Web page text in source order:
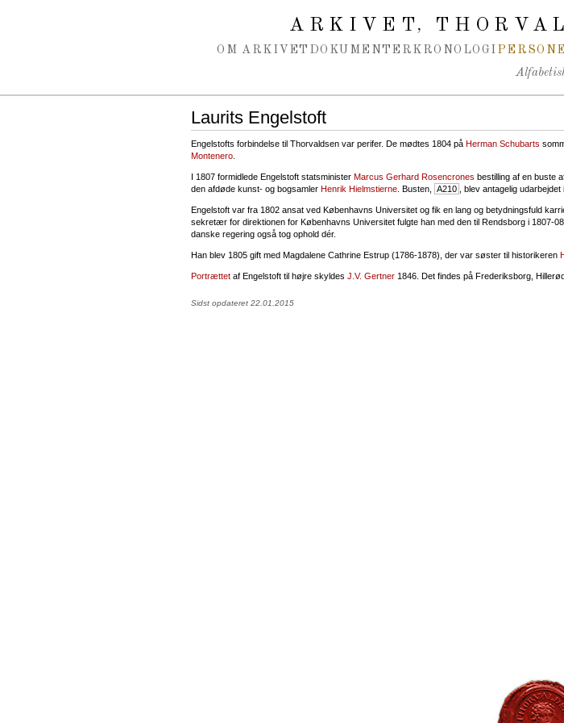
ARKIVET,
OM ARKIVET DOKUMENTER KRONOLOGI
Laurits Engelstoft
Engelstofts forbindelse til Thorvaldsen var perifer. De mødtes 1804 på Herman Schubarts
Montenero
I 1807 formidlede Engelstoft statsminister Marcus Gerhard Rosencrones bestilling af en buste
den afdøde kunst- og bogsamler Henrik Hielmstierne . Busten, A210 , blev antagelig udarbejdet
Engelstoft var fra 1802 ansat ved Københavns Universitet og fik en lang og betydningsfuld
sekretær for direktionen for Københavns Universitet fulgte han med den til Rendsborg i 1807-
danske regering også tog ophold dér.
Han blev 1805 gift med Magdalene Cathrine Estrup (1786-1878), der var søster til historikeren
Portrættet af Engelstoft til højre skyldes J.V. Gertner 1846. Det findes på Frederiksborg,
Sidst opdateret 22.01.2015